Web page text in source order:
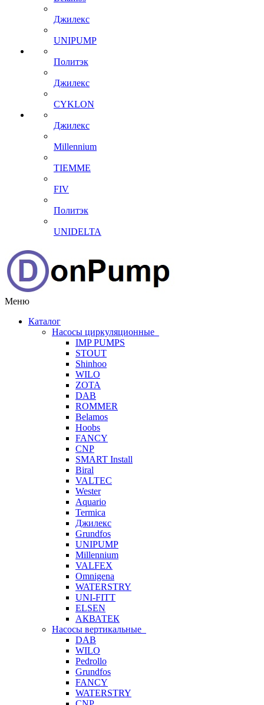
Джилекс
UNIPUMP
Политэк
Джилекс
CYKLON
Джилекс
Millennium
TIEMME
FIV
Политэк
UNIDELTA
Меню
Каталог
Насосы циркуляционные
IMP PUMPS
STOUT
Shinhoo
WILO
ZOTA
DAB
ROMMER
Belamos
Hoobs
FANCY
CNP
SMART Install
Biral
VALTEC
Wester
Aquario
Termica
Джилекс
Grundfos
UNIPUMP
Millennium
VALFEX
Omnigena
WATERSTRY
UNI-FITT
ELSEN
АКВАТЕК
Насосы вертикальные
DAB
WILO
Pedrollo
Grundfos
FANCY
WATERSTRY